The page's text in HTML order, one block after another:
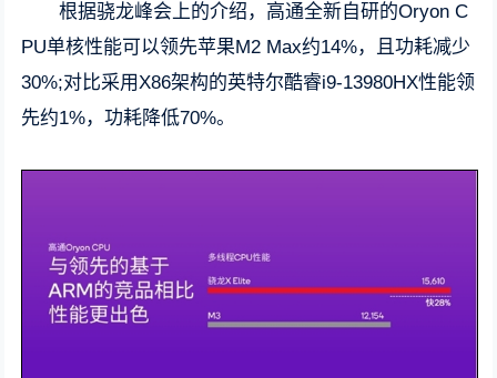
根据骁龙峰会上的介绍，高通全新自研的Oryon C
PU单核性能可以领先苹果M2 Max约14%，且功耗减少
30%;对比采用X86架构的英特尔酷睿i9-13980HX性能领
先约1%，功耗降低70%。